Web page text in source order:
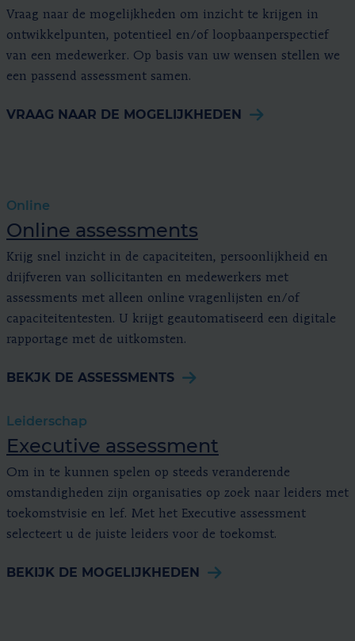
Vraag naar de mogelijkheden om inzicht te krijgen in
ontwikkelpunten, potentieel en/of loopbaanperspectief
van een medewerker. Op basis van uw wensen stellen we
een passend assessment samen.
VRAAG NAAR DE MOGELIJKHEDEN
Online
Online assessments
Krijg snel inzicht in de capaciteiten, persoonlijkheid en
drijfveren van sollicitanten en medewerkers met
assessments met alleen online vragenlijsten en/of
capaciteitentesten. U krijgt geautomatiseerd een digitale
rapportage met de uitkomsten.
BEKJK DE ASSESSMENTS
Leiderschap
Executive assessment
Om in te kunnen spelen op steeds veranderende
omstandigheden zijn organisaties op zoek naar leiders met
toekomstvisie en lef. Met het Executive assessment
selecteert u de juiste leiders voor de toekomst.
BEKIJK DE MOGELIJKHEDEN